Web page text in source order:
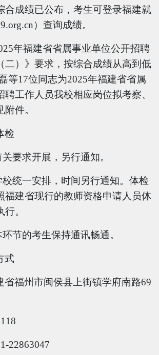
合成绩已公布，考生可登录福建就
）查询成绩。
年福建省省属事业单位公开招聘
二）》要求，按综合成绩从高到低
等17位同志为2025年福建省省属
聘工作人员我校相应岗位拟考察、
件。
检
要求开展，另行通知。
校统一安排，时间另行通知。体检
福建省现行的教师资格申请人员体
。
节的考生保持通讯畅通。
式
省福州市闽侯县上街镇学府南路69
22863047